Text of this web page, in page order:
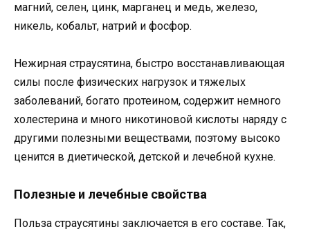
магний, селен, цинк, марганец и медь, железо,
никель, кобальт, натрий и фосфор.
Нежирная страусятина, быстро восстанавливающая
силы после физических нагрузок и тяжелых
заболеваний, богато протеином, содержит немного
холестерина и много никотиновой кислоты наряду с
другими полезными веществами, поэтому высоко
ценится в диетической, детской и лечебной кухне.
Полезные и лечебные свойства
Польза страусятины заключается в его составе. Так,